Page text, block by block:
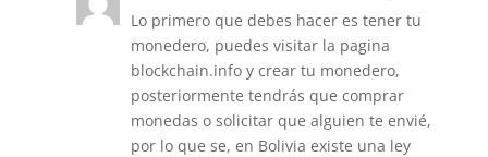
Lo primero que debes hacer es tener tu
monedero, puedes visitar la pagina
blockchain.info y crear tu monedero,
posteriormente tendrás que comprar
monedas o solicitar que alguien te envié,
por lo que se, en Bolivia existe una ley